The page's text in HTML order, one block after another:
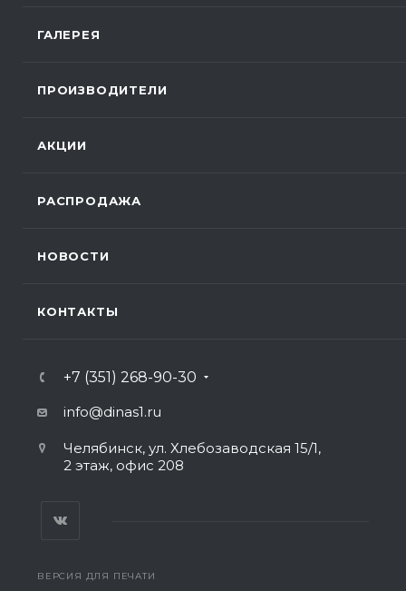
ГАЛЕРЕЯ
ПРОИЗВОДИТЕЛИ
АКЦИИ
РАСПРОДАЖА
НОВОСТИ
КОНТАКТЫ
+7 (351) 268-90-30
info@dinas1.ru
Челябинск, ул. Хлебозаводская 15/1,
2 этаж, офис 208
ВЕРСИЯ ДЛЯ ПЕЧАТИ